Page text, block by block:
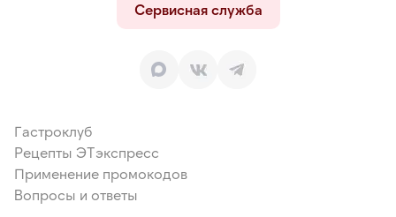
Сервисная служба
Гастроклуб
Рецепты ЭТэкспресс
Применение промокодов
Вопросы и ответы